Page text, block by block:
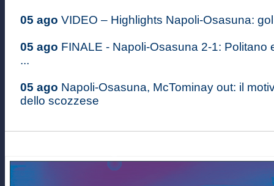
05 ago VIDEO – Highlights Napoli-Osasuna:
05 ago FINALE - Napoli-Osasuna 2-1: Politano
...
05 ago Napoli-Osasuna, McTominay out: il
dello scozzese